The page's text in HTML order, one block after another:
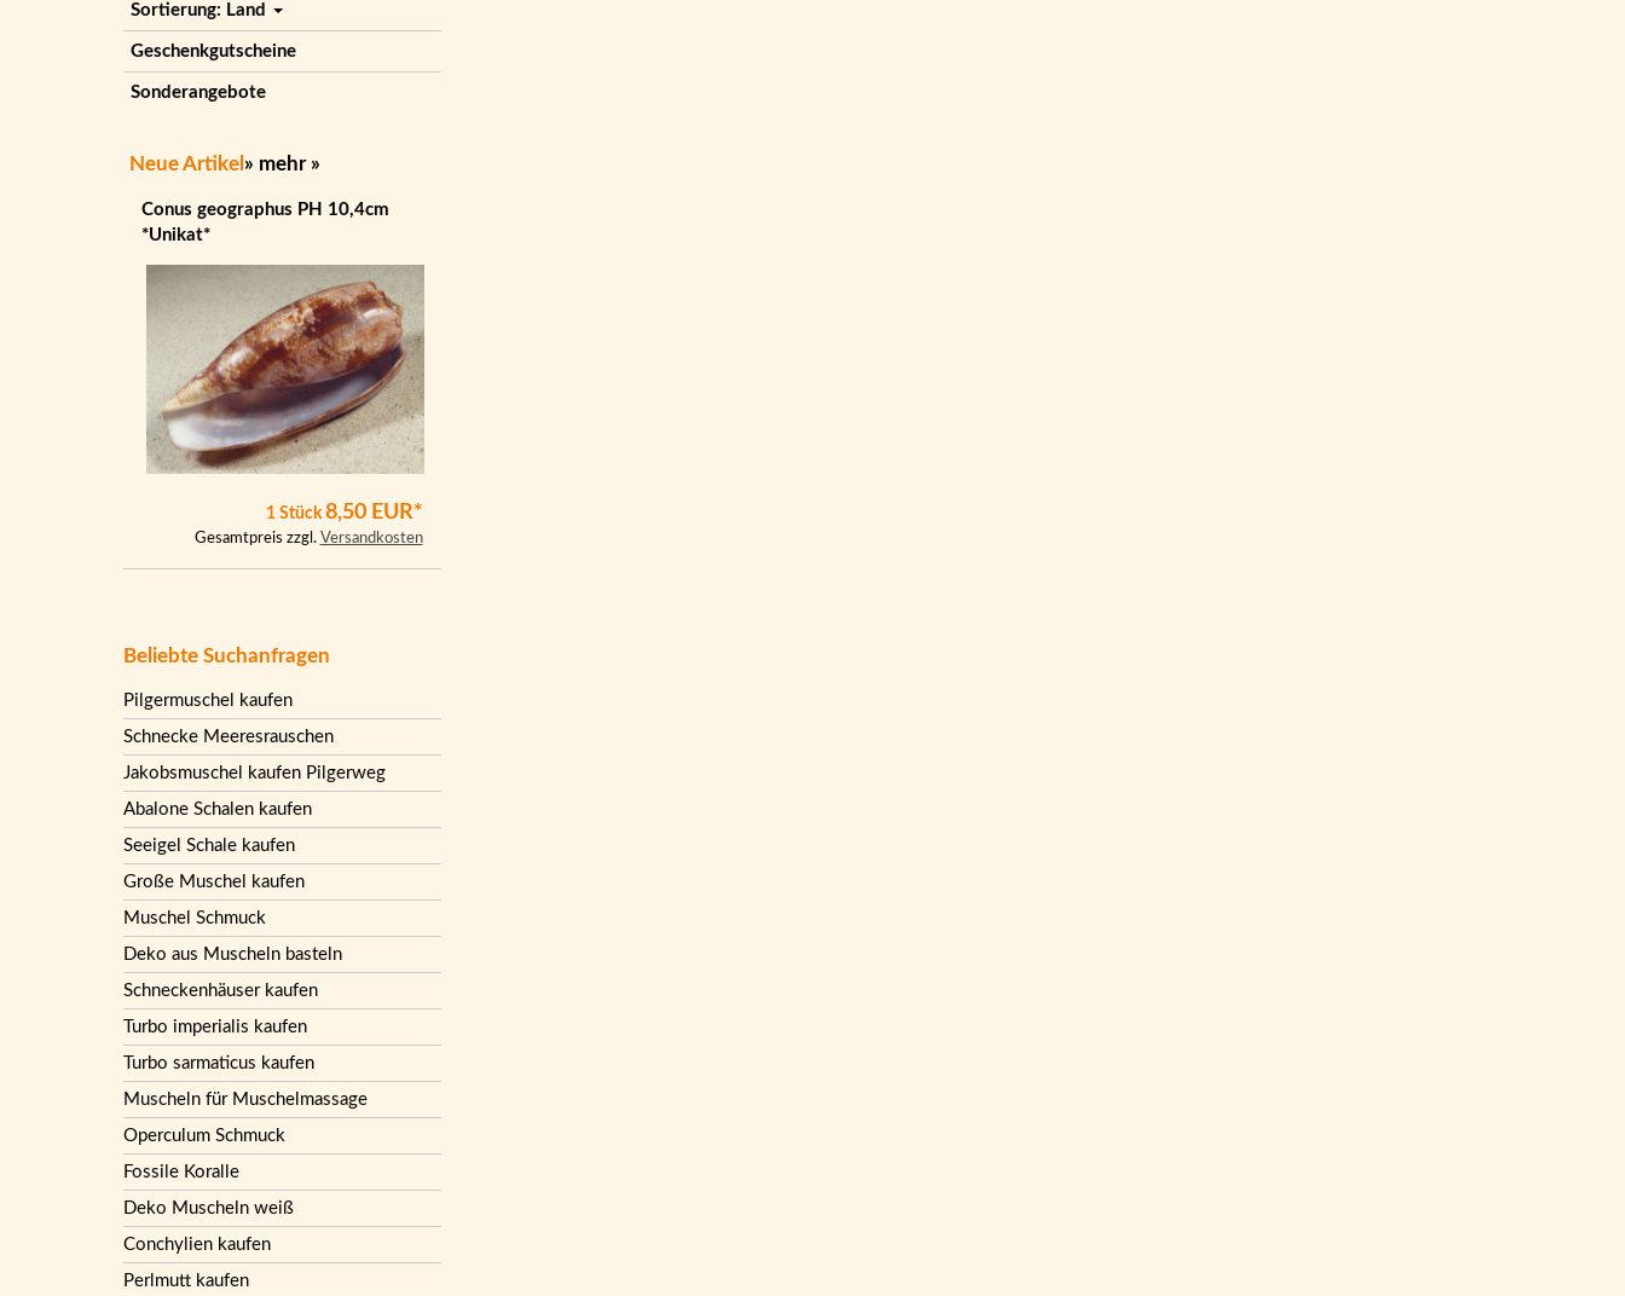
Sortierung: Land
Geschenkgutscheine
Sonderangebote
Neue Artikel » mehr »
Conus geographus PH 10,4cm
*Unikat*
1 Stück 8,50 EUR*
Gesamtpreis zzgl. Versandkosten
Beliebte Suchanfragen
Pilgermuschel kaufen
Schnecke Meeresrauschen
Jakobsmuschel kaufen Pilgerweg
Abalone Schalen kaufen
Seeigel Schale kaufen
Große Muschel kaufen
Muschel Schmuck
Deko aus Muscheln basteln
Schneckenhäuser kaufen
Turbo imperialis kaufen
Turbo sarmaticus kaufen
Muscheln für Muschelmassage
Operculum Schmuck
Fossile Koralle
Deko Muscheln weiß
Conchylien kaufen
Perlmutt kaufen